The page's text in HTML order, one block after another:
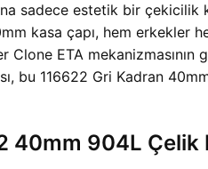
sadece estetik bir çekicilik
kasa çapı, hem erkekler
ETA
bu 116622 Gri Kadran
904L Çelik